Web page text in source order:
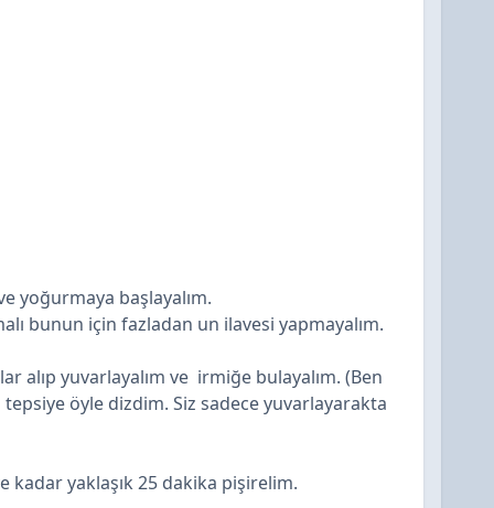
yoğurmaya başlayalım.
bunun için fazladan un ilavesi yapmayalım.
alıp yuvarlayalım ve irmiğe bulayalım. (Ben
öyle dizdim. Siz sadece yuvarlayarakta
kadar yaklaşık 25 dakika pişirelim.